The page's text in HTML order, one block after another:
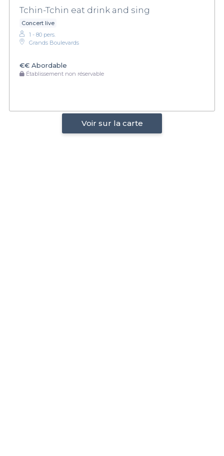
Tchin-Tchin eat drink and sing
Concert live
1 - 80 pers.
Grands Boulevards
€€ Abordable
Établissement non réservable
Voir sur la carte